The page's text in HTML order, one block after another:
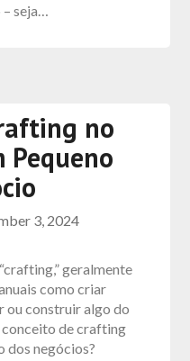
– seja…
no
Pequeno
3, 2024
geralmente
como criar
ou construir algo do
conceito de crafting
dos negócios?